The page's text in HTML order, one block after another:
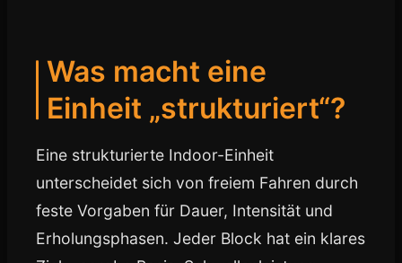
Was macht eine
Einheit „strukturiert“?
Eine strukturierte Indoor-Einheit
unterscheidet sich von freiem Fahren durch
feste Vorgaben für Dauer, Intensität und
Erholungsphasen. Jeder Block hat ein klares